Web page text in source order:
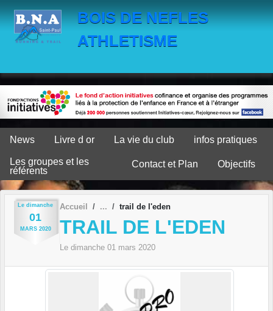
BOIS DE NEFLES
ATHLETISME
News Livre d or La vie du club infos pratiques
Les groupes et les
référents
Contact et Plan Objectifs
Le dimanche
01
MARS 2020
Accueil trail de l'eden
TRAIL DE L'EDEN
Le dimanche 01 mars 2020